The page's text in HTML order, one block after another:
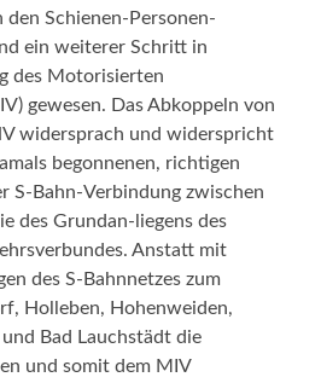
den Schienen-Personen-
ein weiterer Schritt in
des Motorisierten
gewesen. Das Abkoppeln von
widersprach und widerspricht
begonnenen, richtigen
S-Bahn-Verbindung zwischen
des Grundan-liegens des
Anstatt mit
des S-Bahnnetzes zum
Holleben, Hohenweiden,
Bad Lauchstädt die
und somit dem MIV